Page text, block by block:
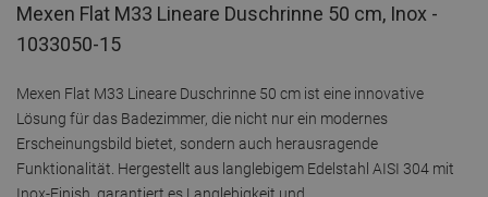
Mexen Flat M33 Lineare Duschrinne 50 cm, Inox -
1033050-15
Mexen Flat M33 Lineare Duschrinne 50 cm ist eine innovative
Lösung für das Badezimmer, die nicht nur ein modernes
Erscheinungsbild bietet, sondern auch herausragende
Funktionalität. Hergestellt aus langlebigem Edelstahl AISI 304 mit
Inox-Finish, garantiert es Langlebigkeit und